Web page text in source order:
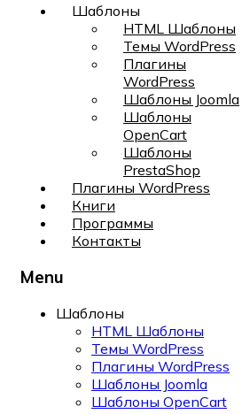
Skip
Шаблоны
HTML Шаблоны
Темы WordPress
Плагины
WordPress
Шаблоны Joomla
Шаблоны
OpenCart
Шаблоны
PrestaShop
Плагины WordPress
Книги
Программы
Контакты
Menu
Шаблоны
HTML Шаблоны
Темы WordPress
Плагины WordPress
Шаблоны Joomla
Шаблоны OpenCart